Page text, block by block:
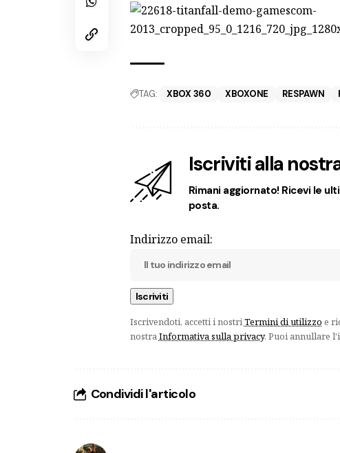
TAG: XBOX 360 XBOXONE RESPAWN
Iscriviti alla
Rimani aggiornato! Ricevi le
posta.
Indirizzo email:
Iscrivendoti, accetti i nostriTermini di utilizzo e
nostraInformativa sulla privacy. Puoi annullare
Condividi l'articolo